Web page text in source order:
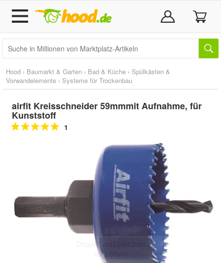
Hood › Baumarkt & Garten › Bad & Küche › Spülkästen &
Vorwandelemente › Systeme für Trockenbau
airfit Kreisschneider 59mmmit Aufnahme, für
Kunststoff
1
Doppelt antippen zum
vergrößern